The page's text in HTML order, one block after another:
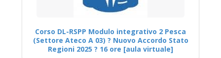
Corso DL-RSPP Modulo integrativo 2 Pesca
(Settore Ateco A 03) ? Nuovo Accordo Stato
Regioni 2025 ? 16 ore [aula virtuale]